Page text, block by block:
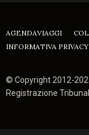
AGENDAVIAGGI
INFORMATIVA
© Copyright 2012-
Registrazione